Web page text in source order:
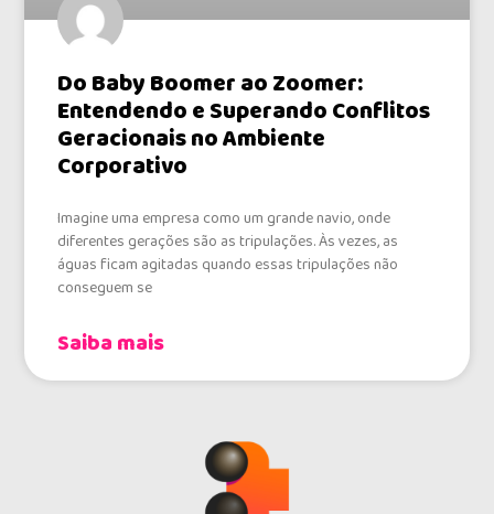
Do Baby Boomer ao Zoomer:
Entendendo e Superando Conflitos
Geracionais no Ambiente
Corporativo
Imagine uma empresa como um grande navio, onde
diferentes gerações são as tripulações. Às vezes, as
águas ficam agitadas quando essas tripulações não
conseguem se
Saiba mais